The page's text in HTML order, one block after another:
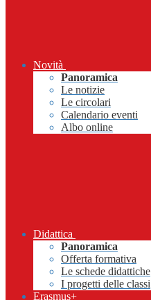
Novità
Panoramica
Le notizie
Le circolari
Calendario eventi
Albo online
Didattica
Panoramica
Offerta formativa
Le schede didattiche
I progetti delle classi
Erasmus+